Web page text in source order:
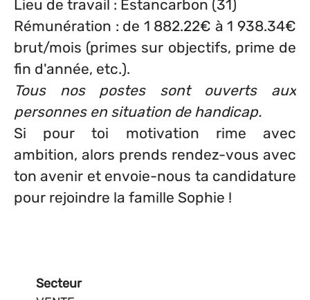
Lieu de travail : Estancarbon (31)
Rémunération : de 1 882.22€ à 1 938.34€
brut/mois (primes sur objectifs, prime de
fin d'année, etc.).
Tous nos postes sont ouverts aux
personnes en situation de handicap.
Si pour toi motivation rime avec
ambition, alors prends rendez-vous avec
ton avenir et envoie-nous ta candidature
pour rejoindre la famille Sophie !
Secteur